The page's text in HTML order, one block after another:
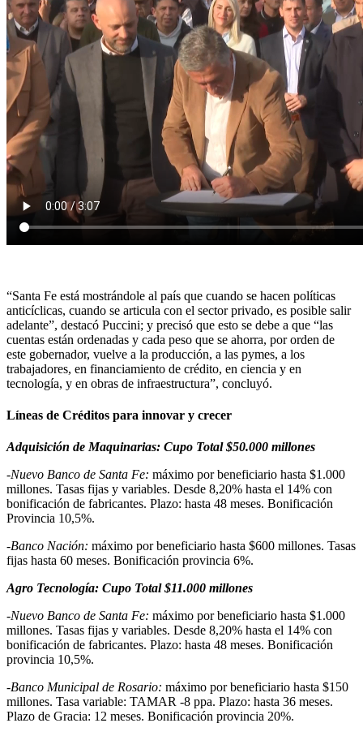
“Santa Fe está mostrándole al país que cuando se hacen políticas
anticíclicas, cuando se articula con el sector privado, es posible salir
adelante”, destacó Puccini; y precisó que esto se debe a que “las
cuentas están ordenadas y cada peso que se ahorra, por orden de
este gobernador, vuelve a la producción, a las pymes, a los
trabajadores, en financiamiento de crédito, en ciencia y en
tecnología, y en obras de infraestructura”, concluyó.
Líneas de Créditos para innovar y crecer
Adquisición de Maquinarias: Cupo Total $50.000 millones
-Nuevo Banco de Santa Fe: máximo por beneficiario hasta $1.000
millones. Tasas fijas y variables. Desde 8,20% hasta el 14% con
bonificación de fabricantes. Plazo: hasta 48 meses. Bonificación
Provincia 10,5%.
-Banco Nación: máximo por beneficiario hasta $600 millones. Tasas
fijas hasta 60 meses. Bonificación provincia 6%.
Agro Tecnología: Cupo Total $11.000 millones
-Nuevo Banco de Santa Fe: máximo por beneficiario hasta $1.000
millones. Tasas fijas y variables. Desde 8,20% hasta el 14% con
bonificación de fabricantes. Plazo: hasta 48 meses. Bonificación
provincia 10,5%.
-Banco Municipal de Rosario: máximo por beneficiario hasta $150
millones. Tasa variable: TAMAR -8 ppa. Plazo: hasta 36 meses.
Plazo de Gracia: 12 meses. Bonificación provincia 20%.